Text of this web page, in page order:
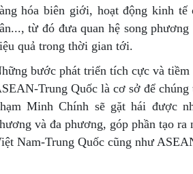
hóa biên giới, hoạt động kinh
từ đó đưa quan hệ song
quả trong thời gian tới.
bước phát triển tích cực và tiềm
Trung Quốc là cơ sở để
Minh Chính sẽ gặt hái được
và đa phương, góp phần tạo
Nam-Trung Quốc cũng như